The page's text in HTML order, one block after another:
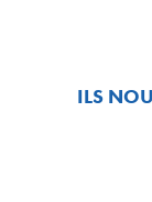
ILS